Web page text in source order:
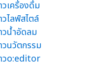
วเครื่องดื่ม
วไลฟ์สไตล์
วน้ำอัดลม
วนวัตกรรม
วo:editor